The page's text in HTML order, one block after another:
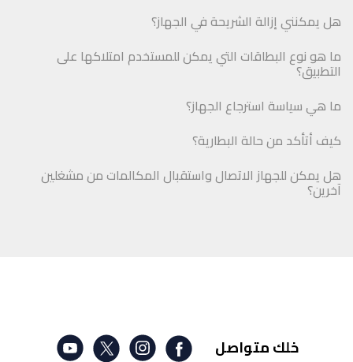
هل يمكنني إزالة الشريحة في الجهاز؟
ما هو نوع البطاقات التي يمكن للمستخدم امتلاكها على
التطبيق؟
ما هي سياسة استرجاع الجهاز؟
كيف أتأكد من حالة البطارية؟
هل يمكن للجهاز الاتصال واستقبال المكالمات من مشغلين
آخرين؟
خلك متواصل